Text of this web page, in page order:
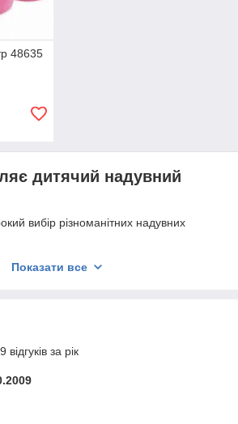
48635
дитячий надувний
вибір різноманітних надувних
можете втілити її мрії, якщо
увагу на виріб, ідентичний
в захваті від того, наскільки
Для цього цілком достатньо
і накачати виріб до пружного стану.
Показати все
за рік